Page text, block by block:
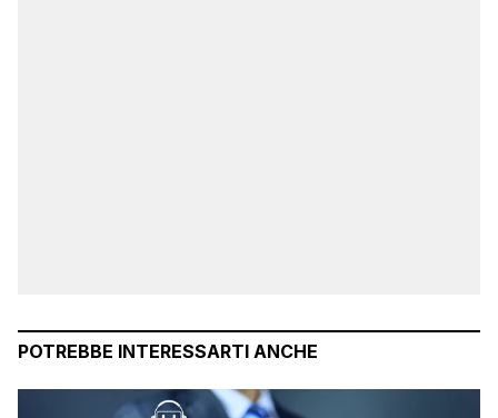
POTREBBE INTERESSARTI ANCHE